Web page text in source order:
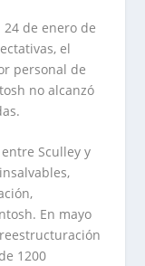
de enero de
el
personal de
no alcanzó
Sculley y
En mayo
1200